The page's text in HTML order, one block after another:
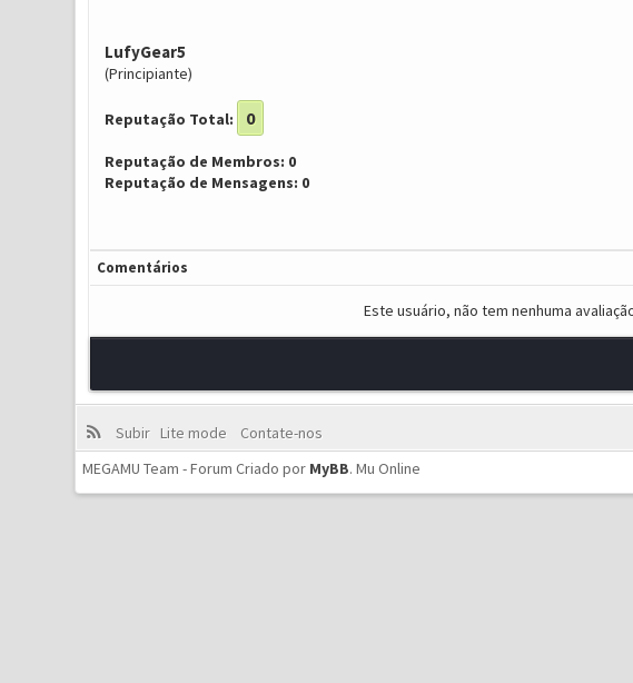
LufyGear5
(Principiante)
Reputação Total: 0
Reputação de Membros: 0
Reputação de Mensagens: 0
Comentários
Este usuário, não tem nenhuma
Subir Lite mode
Contate-nos
MEGAMU Team - Forum Criado por MyBB.Mu Online